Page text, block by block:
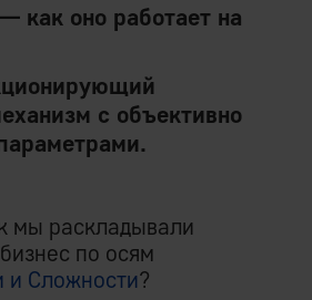
как оно работает на
с объективно
мы раскладывали
по осям
и Сложности?